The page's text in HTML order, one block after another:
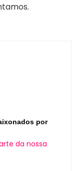
por
da nossa